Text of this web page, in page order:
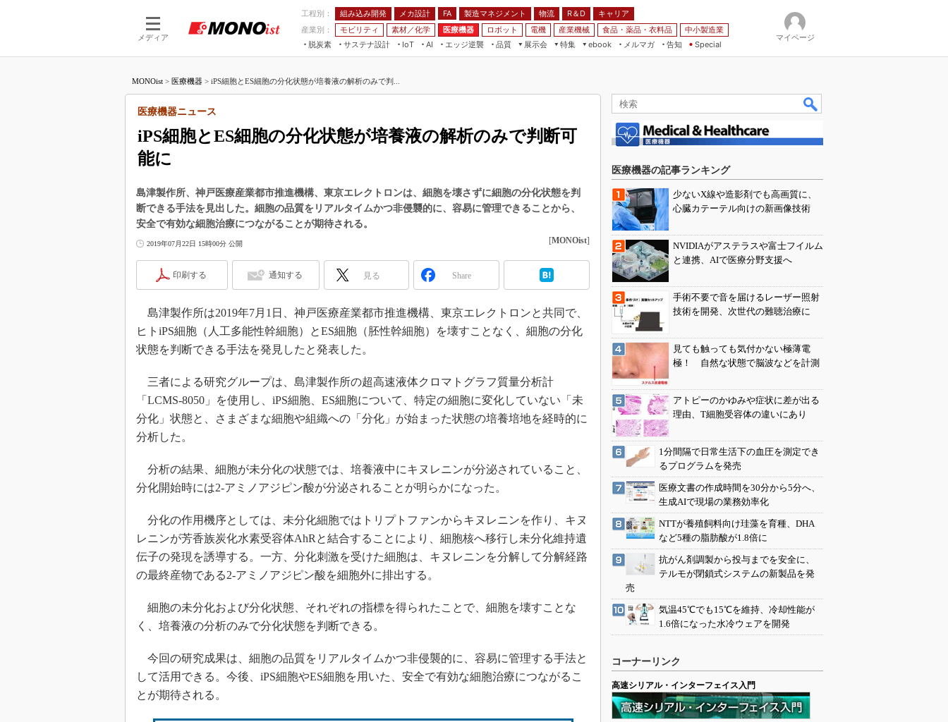
メディア
工程別： 組み込み開発 メカ設計 FA 製造マネジメント 物流 R＆D
キャリア
産業別：
モビリティ 素材／化学 医療機器 ロボット 電機 産業機械 食品・薬品・衣料品
中小製造業
脱炭素
サステナ設計
IoT
つながる工場
AI
AI×設備保全
エッジ逆襲 品質
展示会
JIMTOF
IIFES
TECHNO-FRONTIER
EdgeTech+
日本ものづくりワールド
AUTOMOTIVE WORLD
産業オープンネット展
特集
VR／AR
フィールドサービス
組み込み画像技術
組み込みモデリング
ISO26262
3Dプリンタ
インダストリー4.0
イノベーション
植物工場
知財マネジメント
海外生産
グローバル設計・開発
制御セキュリティ
新型コロナへの対応
ebook
FA
モビリティ
メルマガ
告知 Special
マイページ
MONOist > 医療機器 > iPS細胞とES細胞の分化状態が培養液の解析のみで判...
iPS細胞とES細胞の分化状態が培養液の解析のみで判断可
能に
医療機器ニュース
島津製作所、神戸医療産業都市推進機構、東京エレクトロンは、細胞を壊さずに細胞の分化状態を判
断できる手法を見出した。細胞の品質をリアルタイムかつ非侵襲的に、容易に管理できることから、
安全で有効な細胞治療につながることが期待される。
2019年07月22日 15時00分 公開 [MONOist]
印刷する 通知する 見る Share
島津製作所は2019年7月1日、神戸医療産業都市推進機構、東京エレクトロンと共同で、
ヒトiPS細胞（人工多能性幹細胞）とES細胞（胚性幹細胞）を壊すことなく、細胞の分化
状態を判断できる手法を発見したと発表した。
三者による研究グループは、島津製作所の超高速液体クロマトグラフ質量分析計
「LCMS-8050」を使用し、iPS細胞、ES細胞について、特定の細胞に変化していない「未
分化」状態と、さまざまな細胞や組織への「分化」が始まった状態の培養培地を経時的に
分析した。
分析の結果、細胞が未分化の状態では、培養液中にキヌレニンが分泌されていること、
分化開始時には2-アミノアジピン酸が分泌されることが明らかになった。
分化の作用機序としては、未分化細胞ではトリプトファンからキヌレニンを作り、キヌ
レニンが芳香族炭化水素受容体AhRと結合することにより、細胞核へ移行し未分化維持遺
伝子の発現を誘導する。一方、分化刺激を受けた細胞は、キヌレニンを分解して分解経路
の最終産物である2-アミノアジピン酸を細胞外に排出する。
細胞の未分化および分化状態、それぞれの指標を得られたことで、細胞を壊すことな
く、培養液の分析のみで分化状態を判断できる。
今回の研究成果は、細胞の品質をリアルタイムかつ非侵襲的に、容易に管理する手法と
して活用できる。今後、iPS細胞やES細胞を用いた、安全で有効な細胞治療につながるこ
とが期待される。
医療機器の記事ランキング
少ないX線や造影剤でも高画質に、
心臓カテーテル向けの新画像技術
NVIDIAがアステラスや富士フイルム
と連携、AIで医療分野支援へ
手術不要で音を届けるレーザー照射
技術を開発、次世代の難聴治療に
見ても触っても気付かない極薄電
極！ 自然な状態で脳波などを計測
アトピーのかゆみや症状に差が出る
理由、T細胞受容体の違いにあり
1分間隔で日常生活下の血圧を測定でき
るプログラムを発売
医療文書の作成時間を30分から5分へ、
生成AIで現場の業務効率化
NTTが養殖飼料向け珪藻を育種、DHA
など5種の脂肪酸が1.8倍に
抗がん剤調製から投与までを安全に、
テルモが閉鎖式システムの新製品を発
売
気温45℃でも15℃を維持、冷却性能が
1.6倍になった水冷ウェアを開発
コーナーリンク
高速シリアル・インターフェイス入門